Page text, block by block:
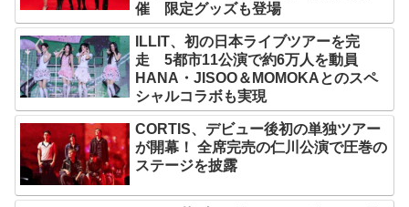
催 限定グッズも登場
ILLIT、初の日本ライブツアーを完
走 5都市11公演で約6万人を動員
HANA・JISOO＆MOMOKAとのスペ
シャルコラボも実現
CORTIS、デビュー後初の単独ツアー
が開幕！ 全席完売の仁川公演で圧巻の
ステージを披露